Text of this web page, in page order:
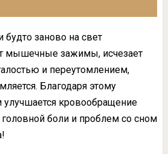
будто заново на свет
мышечные зажимы, исчезает
и переутомлением,
Благодаря этому
улучшается кровообращение
головной боли и проблем со сном